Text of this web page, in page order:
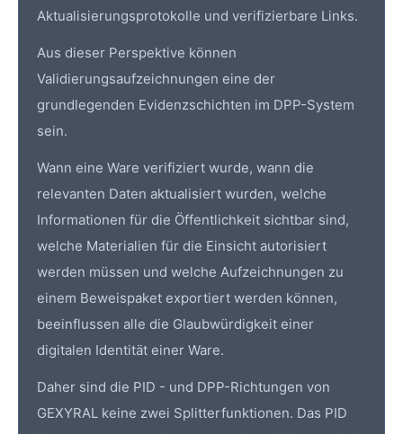
Aktualisierungsprotokolle und verifizierbare Links.
Aus dieser Perspektive können
Validierungsaufzeichnungen eine der
grundlegenden Evidenzschichten im DPP-System
sein.
Wann eine Ware verifiziert wurde, wann die
relevanten Daten aktualisiert wurden, welche
Informationen für die Öffentlichkeit sichtbar sind,
welche Materialien für die Einsicht autorisiert
werden müssen und welche Aufzeichnungen zu
einem Beweispaket exportiert werden können,
beeinflussen alle die Glaubwürdigkeit einer
digitalen Identität einer Ware.
Daher sind die PID - und DPP-Richtungen von
GEXYRAL keine zwei Splitterfunktionen. Das PID